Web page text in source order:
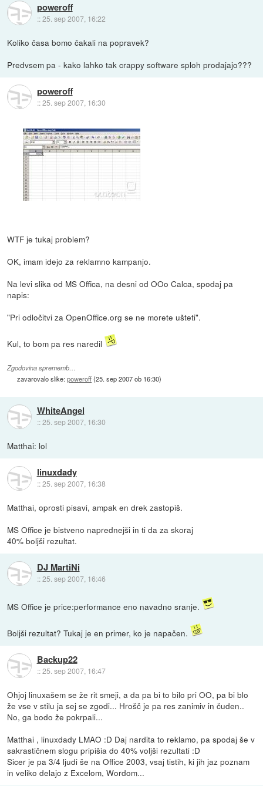
poweroff
::25. sep 2007, 16:22
Koliko časa bomo čakali na popravek?
Predvsem pa - kako lahko tak crappy software sploh prodajajo???
poweroff
::25. sep 2007, 16:30
WTF je tukaj problem?
OK, imam idejo za reklamno kampanjo.
Na levi slika od MS Offica, na desni od OOo Calca, spodaj pa
napis:
"Pri odločitvi za OpenOffice.org se ne morete ušteti".
Kul, to bom pa res naredil
Zgodovina sprememb…
zavarovalo slike:poweroff(25. sep 2007 ob 16:30)
WhiteAngel
::25. sep 2007, 16:30
Matthai: lol
linuxdady
::25. sep 2007, 16:38
Matthai, oprosti pisavi, ampak en drek zastopiš.
MS Office je bistveno naprednejši in ti da za skoraj
40% boljši rezultat.
DJ MartiNi
::25. sep 2007, 16:46
MS Office je price:performance eno navadno sranje.
Boljši rezultat? Tukaj je en primer, ko je napačen.
Backup22
::25. sep 2007, 16:47
Ohjoj linuxašem se že rit smeji, a da pa bi to bilo pri OO, pa bi blo
že vse v stilu ja sej se zgodi... Hrošč je pa res zanimiv in čuden..
No, ga bodo že pokrpali...
Matthai , linuxdady LMAO :D Daj nardita to reklamo, pa spodaj še v
sakrastičnem slogu pripišia do 40% voljši rezultati :D
Sicer je pa 3/4 ljudi še na Office 2003, vsaj tistih, ki jih jaz poznam
in veliko delajo z Excelom, Wordom...